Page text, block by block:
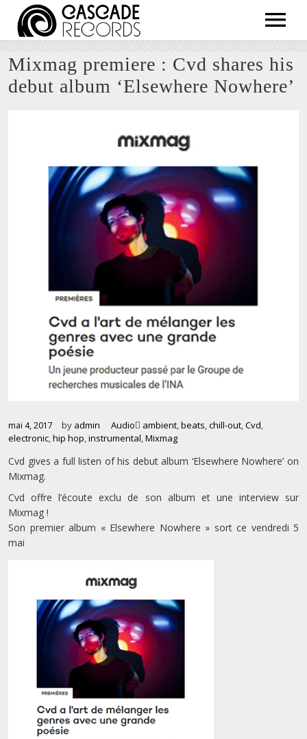
ARTISTS
RELEASES
SHOP
Mixmag premiere : Cvd shares his
debut album ‘Elsewhere Nowhere’
mai 4, 2017 by admin Audio ambient beats chill-out Cvd
electronic hip hop instrumental Mixmag
Cvd gives a full listen of his debut album ‘Elsewhere Nowhere’ on
Mixmag.
Cvd offre l’écoute exclu de son album et une interview sur
Mixmag !
Son premier album « Elsewhere Nowhere » sort ce vendredi 5
mai